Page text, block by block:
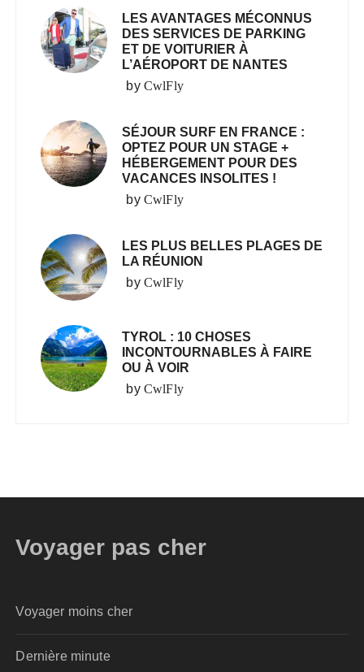
LES AVANTAGES MÉCONNUS
DES SERVICES DE PARKING
ET DE VOITURIER À
L’AÉROPORT DE NANTES
by CwlFly
SÉJOUR SURF EN FRANCE :
OPTEZ POUR UN STAGE +
HÉBERGEMENT POUR DES
VACANCES INSOLITES !
by CwlFly
LES PLUS BELLES PLAGES DE
LA RÉUNION
by CwlFly
TYROL : 10 CHOSES
INCONTOURNABLES À FAIRE
OU À VOIR
by CwlFly
Voyager pas cher
Voyager moins cher
Dernière minute